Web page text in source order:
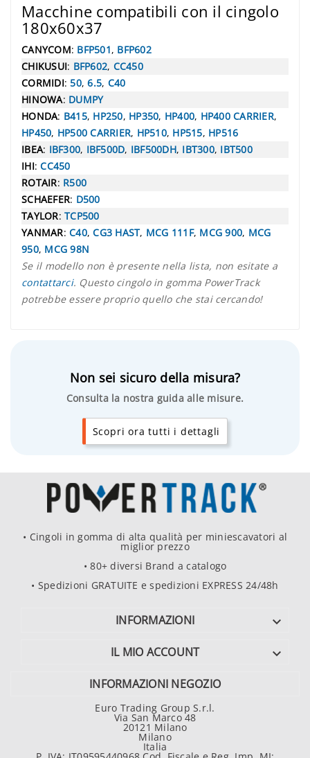
Macchine compatibili con il cingolo
180x60x37
CANYCOM: BFP501, BFP602
CHIKUSUI: BFP602, CC450
CORMIDI:50,6.5, C40
HINOWA: DUMPY
HONDA: B415, HP250, HP350, HP400, HP400 CARRIER,
HP450, HP500 CARRIER, HP510, HP515, HP516
IBEA: IBF300, IBF500D, IBF500DH, IBT300, IBT500
IHI:CC450
ROTAIR: R500
SCHAEFER: D500
TAYLOR: TCP500
YANMAR: C40,CG3 HAST, MCG 111F, MCG 900, MCG
950, MCG 98N
Se il modello non è presente nella lista, non esitate a
contattarci. Questo cingolo in gomma PowerTrack
potrebbe essere proprio quello che stai cercando!
Non sei sicuro della misura?
Consulta la nostra guida alle misure.
Scopri ora tutti i dettagli
• Cingoli in gomma di alta qualità per miniescavatori al
miglior prezzo
• 80+ diversi Brand a catalogo
• Spedizioni GRATUITE e spedizioni EXPRESS 24/48h
INFORMAZIONI 
IL MIO ACCOUNT 
INFORMAZIONI NEGOZIO
Euro Trading Group S.r.l.
Via San Marco 48
20121 Milano
Milano
Italia